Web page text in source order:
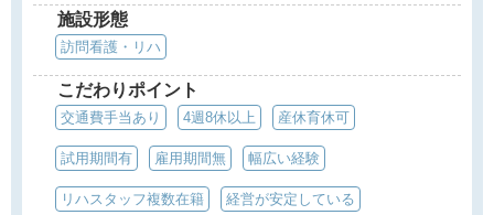
施設形態
訪問看護・リハ
こだわりポイント
交通費手当あり 4週8休以上 産休育休可
試用期間有 雇用期間無 幅広い経験
リハスタッフ複数在籍 経営が安定している